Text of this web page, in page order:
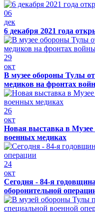
06
дек
6 декабря 2021 года
29
окт
В музее обороны Тулы
медиков на фронтах
26
окт
Новая выставка в
военных медиках
24
окт
Сегодня - 84-я
оборонительной